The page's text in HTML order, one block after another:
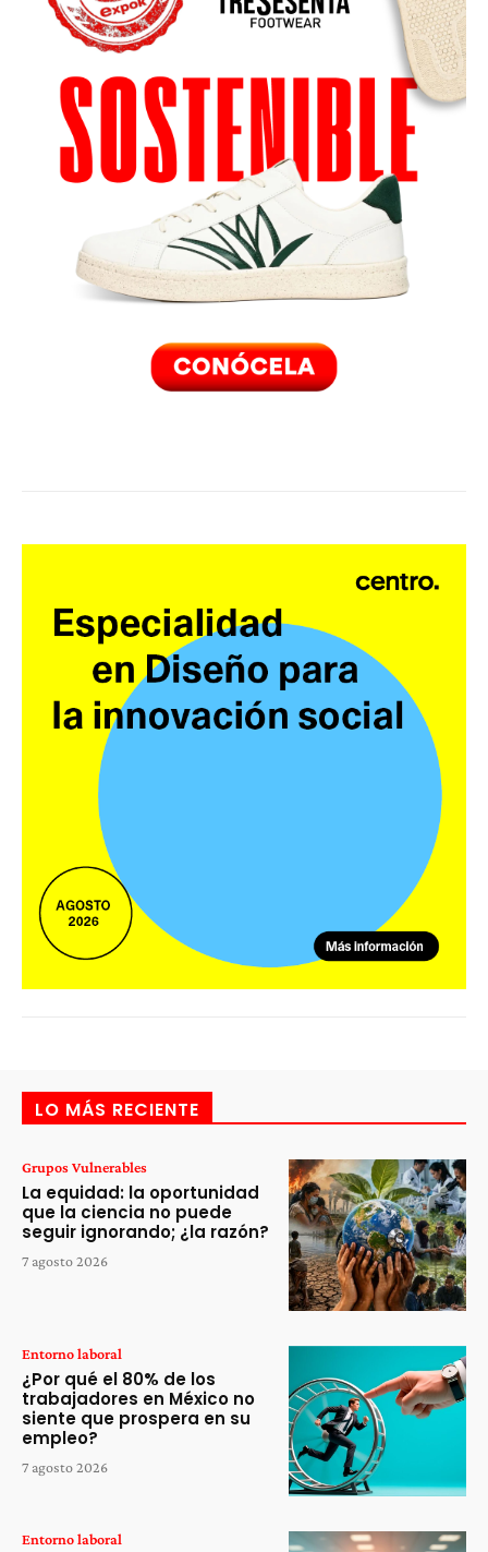
LO MÁS RECIENTE
Grupos Vulnerables
La equidad: la oportunidad
que la ciencia no puede
seguir ignorando; ¿la razón?
7 agosto 2026
Entorno laboral
¿Por qué el 80% de los
trabajadores en México no
siente que prospera en su
empleo?
7 agosto 2026
Entorno laboral